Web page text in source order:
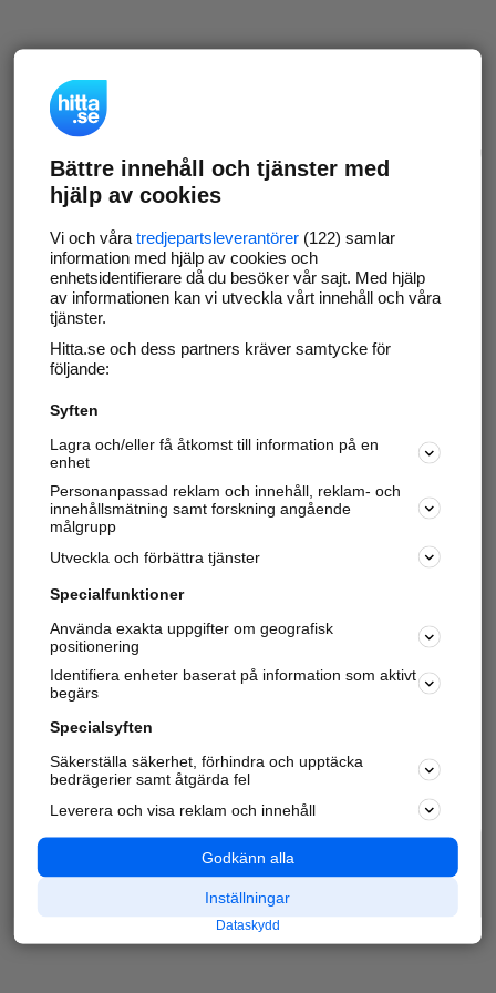
Bättre innehåll och tjänster med
hjälp av cookies
Vi och våra tredjepartsleverantörer(122) samlar
information med hjälp av cookies och
enhetsidentifierare då du besöker vår sajt. Med hjälp
av informationen kan vi utveckla vårt innehåll och våra
tjänster.
Hitta.se och dess partners kräver samtycke för
följande:
Syften
Lagra och/eller få åtkomst till information på en
enhet
Personanpassad reklam och innehåll, reklam- och
innehållsmätning samt forskning angående
målgrupp
Utveckla och förbättra tjänster
Specialfunktioner
Använda exakta uppgifter om geografisk
positionering
Identifiera enheter baserat på information som aktivt
begärs
Specialsyften
Säkerställa säkerhet, förhindra och upptäcka
bedrägerier samt åtgärda fel
Leverera och visa reklam och innehåll
Godkänn alla
Inställningar
Dataskydd